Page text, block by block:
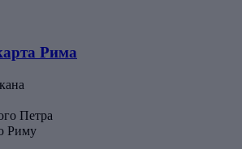
Рима
Петра
Риму